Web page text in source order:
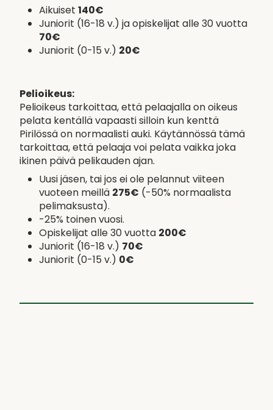
Aikuiset 140€
Juniorit (16-18 v.) ja opiskelijat alle 30 vuotta
70€
Juniorit (0-15 v.) 20€
Pelioikeus:
Pelioikeus tarkoittaa, että pelaajalla on oikeus
pelata kentällä vapaasti silloin kun kenttä
Pirilössä on normaalisti auki. Käytännössä tämä
tarkoittaa, että pelaaja voi pelata vaikka joka
ikinen päivä pelikauden ajan.
Uusi jäsen, tai jos ei ole pelannut viiteen
vuoteen meillä 275€ (-50% normaalista
pelimaksusta).
-25% toinen vuosi.
Opiskelijat alle 30 vuotta 200€
Juniorit (16-18 v.) 70€
Juniorit (0-15 v.) 0€